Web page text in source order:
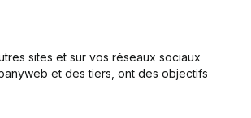
sites et sur vos réseaux sociaux
et des tiers, ont des objectifs